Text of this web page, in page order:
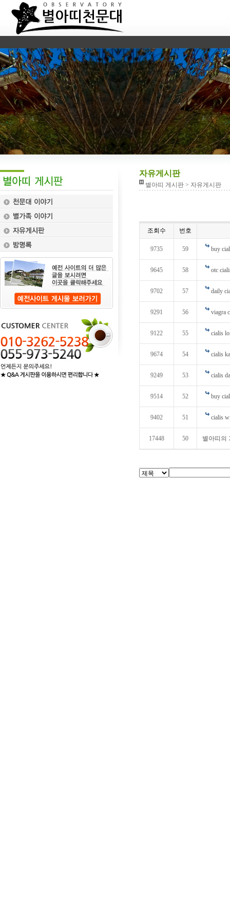
자유게시판
별아띠 게시판 > 자유게시판
조회수 번호
9735 59 buy
9645 58 otc
9702 57 daily
9291 56 viagra
9122 55 cialis
9674 54 cialis
9249 53 cialis
9514 52 buy
9402 51 cialis
17448 50 별아띠의